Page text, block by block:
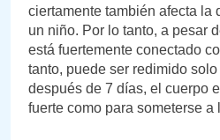
ciertamente también afecta la
un niño. Por lo tanto, a pesar
está fuertemente conectado
tanto, puede ser redimido
después de 7 días, el cuerpo
fuerte como para someterse a